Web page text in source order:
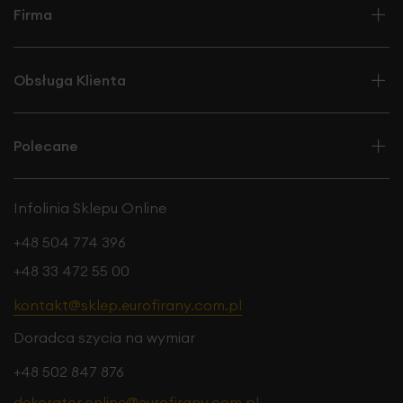
Firma
Obsługa Klienta
Polecane
Infolinia Sklepu Online
+48 504 774 396
+48 33 472 55 00
kontakt@sklep.eurofirany.com.pl
Doradca szycia na wymiar
+48 502 847 876